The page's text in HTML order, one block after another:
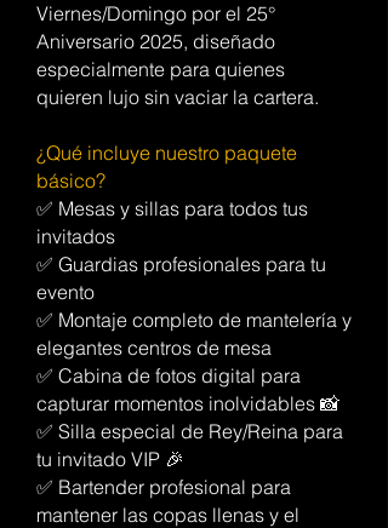
Viernes/Domingo por el 25°
Aniversario 2025, diseñado
especialmente para quienes
quieren lujo sin vaciar la cartera.
¿Qué incluye nuestro paquete
básico?
✅ Mesas y sillas para todos tus
invitados
✅ Guardias profesionales para tu
evento
✅ Montaje completo de mantelería y
elegantes centros de mesa
✅ Cabina de fotos digital para
capturar momentos inolvidables 📸
✅ Silla especial de Rey/Reina para
tu invitado VIP 🎉
✅ Bartender profesional para
mantener las copas llenas y el